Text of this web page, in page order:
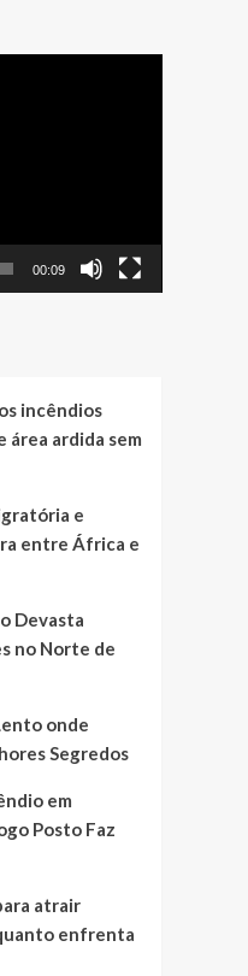
00:09
incêndios
área ardida sem
e
entre África e
Devasta
no Norte de
onde
Segredos
em
Posto Faz
atrair
enfrenta